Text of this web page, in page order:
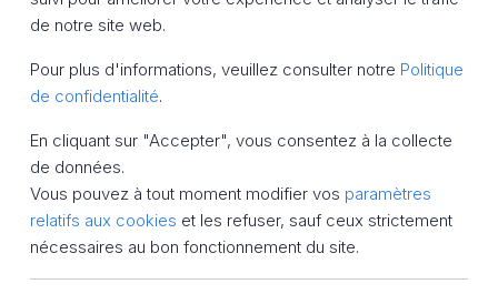
de notre site web.
Pour plus d'informations, veuillez consulter notre Politique
de confidentialité.
En cliquant sur "Accepter", vous consentez à la collecte
de données.
Vous pouvez à tout moment modifier vos paramètres
relatifs aux cookies et les refuser, sauf ceux strictement
nécessaires au bon fonctionnement du site.